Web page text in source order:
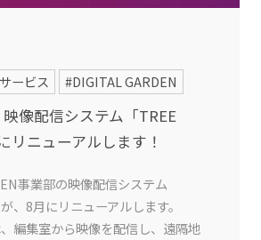
ービス #DIGITAL GARDEN
映像配信システム「TREE
リニューアルします！
事業部の映像配信システム
、8月にリニューアルします。
編集室から映像を配信し、遠隔地